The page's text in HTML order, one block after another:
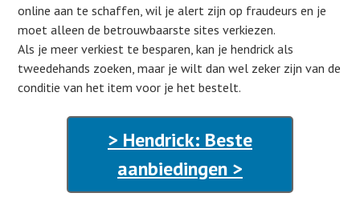
online aan te schaffen, wil je alert zijn op fraudeurs en je
moet alleen de betrouwbaarste sites verkiezen.
Als je meer verkiest te besparen, kan je hendrick als
tweedehands zoeken, maar je wilt dan wel zeker zijn van de
conditie van het item voor je het bestelt.
> Hendrick: Beste
aanbiedingen >